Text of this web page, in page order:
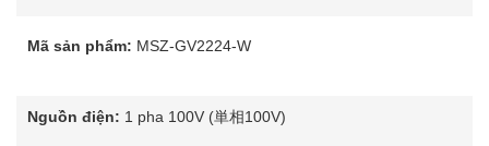
Mã sản phẩm: MSZ-GV2224-W
Nguồn điện: 1 pha 100V (単相100V)